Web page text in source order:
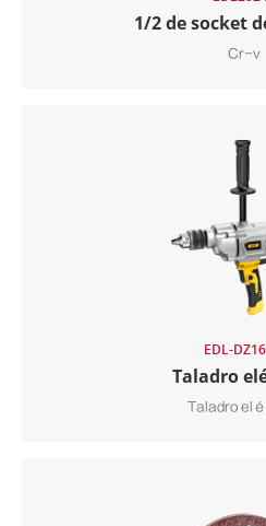
1/2 de socket
Cr-v
EDL-
Taladro
Taladro